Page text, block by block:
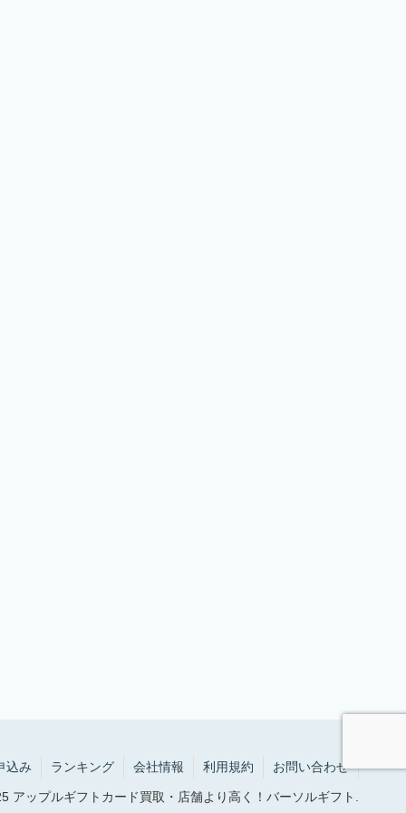
込み ランキング 会社情報 利用規約 お問い合わせ
アップルギフトカード買取・店舗より高く！バーソルギフト.